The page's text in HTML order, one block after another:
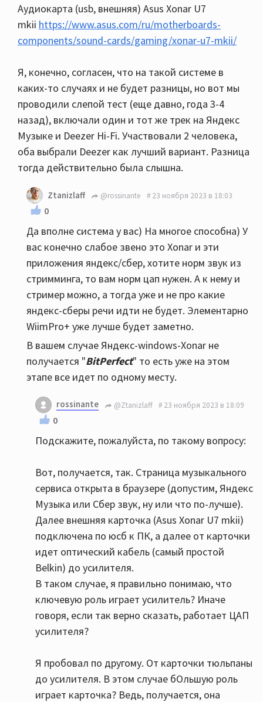
Аудиокарта (usb, внешняя) Asus Xonar U7
mkii https://www.asus.com/ru/motherboards-
components/sound-cards/gaming/xonar-u7-mkii/
Я, конечно, согласен, что на такой системе в
каких-то случаях и не будет разницы, но вот мы
проводили слепой тест (еще давно, года 3-4
назад), включали один и тот же трек на Яндекс
Музыке и Deezer Hi-Fi. Участвовали 2 человека,
оба выбрали Deezer как лучший вариант. Разница
тогда действительно была слышна.
Ztanizlaff @rossinante 23 ноября 2023 в 18:03
0
Да вполне система у вас) На многое способна) У
вас конечно слабое звено это Xonar и эти
приложения яндекс/сбер, хотите норм звук из
стримминга, то вам норм цап нужен. А к нему и
стример можно, а тогда уже и не про какие
яндекс-сберы речи идти не будет. Элементарно
WiimPro+ уже лучше будет заметно.
В вашем случае Яндекс-windows-Xonar не
получается "BitPerfect" то есть уже на этом
этапе все идет по одному месту.
rossinante @Ztanizlaff 23 ноября 2023 в 18:09
0
Подскажите, пожалуйста, по такому вопросу:
Вот, получается, так. Страница музыкального
сервиса открыта в браузере (допустим, Яндекс
Музыка или Сбер звук, ну или что по-лучше).
Далее внешняя карточка (Asus Xonar U7 mkii)
подключена по юсб к ПК, а далее от карточки
идет оптический кабель (самый простой
Belkin) до усилителя.
В таком случае, я правильно понимаю, что
ключевую роль играет усилитель? Иначе
говоря, если так верно сказать, работает ЦАП
усилителя?
Я пробовал по другому. От карточки тюльпаны
до усилителя. В этом случае бОльшую роль
играет карточка? Ведь, получается, она